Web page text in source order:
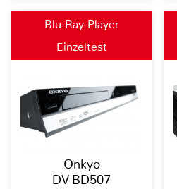
Blu-Ray-Player
Einzeltest
Onkyo
DV-BD507